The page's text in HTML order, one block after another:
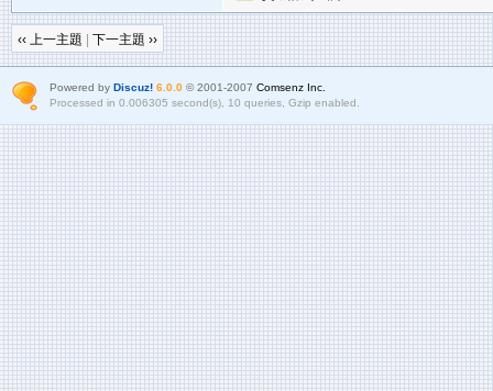
‹‹ 上一主題 下一主題 ››
Powered by Discuz! 6.0.0© 2001-2007 Comsenz Inc.
Processed in 0.006305 second(s), 10 queries, Gzip enabled.